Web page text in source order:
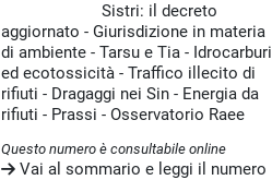
Sistri: il decreto
aggiornato - Giurisdizione in materia
di ambiente - Tarsu e Tia - Idrocarburi
ed ecotossicità - Traffico illecito di
rifiuti - Dragaggi nei Sin - Energia da
rifiuti - Prassi - Osservatorio Raee
Questo numero è consultabile online
Vai al sommario e leggi il numero